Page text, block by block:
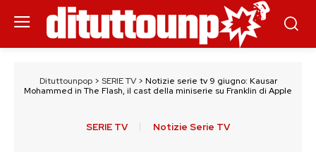
Dituttounpop> SERIE TV> Notizie serie tv 9 giugno: Kausar
Mohammed in The Flash, il cast della miniserie su Franklin di Apple
SERIE TV Notizie Serie TV